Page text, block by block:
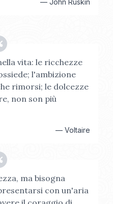
— John Ruskin
vita: le ricchezze
l'ambizione
rimorsi; le dolcezze
non son più
— Voltaire
ma bisogna
con un'aria